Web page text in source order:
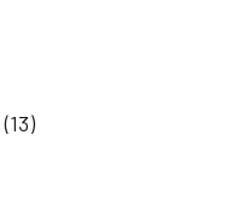
(13)